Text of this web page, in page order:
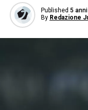
Published 5
By Redazione